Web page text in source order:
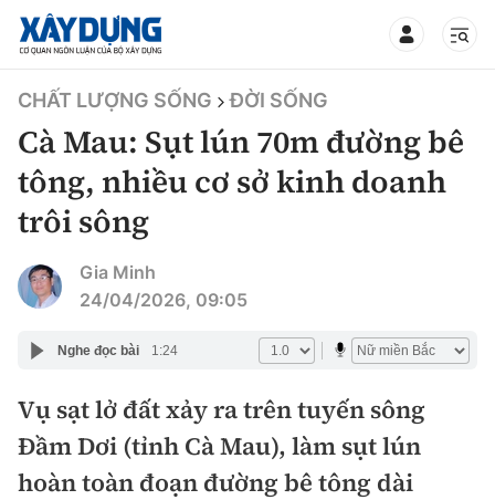
TIN BỘ XÂY DỰNG
CHUYÊN MỤC
Mới nhất
Thời sự
Chính trị
Xã hội
Xây dựng
Chỉ đạo điều hành
Giao thông
CHẤT LƯỢNG SỐNG ĐỜI SỐNG
Cà Mau: Sụt lún 70m đường bê
tông, nhiều cơ sở kinh doanh
trôi sông
Gia Minh
24/04/2026, 09:05
Nghe đọc bài 1:24
Vụ sạt lở đất xảy ra trên tuyến sông
Đầm Dơi (tỉnh Cà Mau), làm sụt lún
hoàn toàn đoạn đường bê tông dài